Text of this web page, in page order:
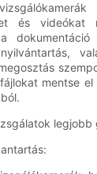
és videókat
dokumentáció
mentse
legjobb